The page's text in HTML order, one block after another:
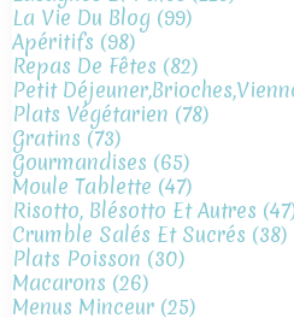
La Vie Du Blog (99)
Apéritifs (98)
Repas De Fêtes (82)
Petit
Plats Végétarien (78)
Gratins (73)
Gourmandises (65)
Moule Tablette (47)
Risotto, Blésotto Et Autres
Crumble Salés Et Sucrés (38)
Plats Poisson (30)
Macarons (26)
Menus Minceur (25)